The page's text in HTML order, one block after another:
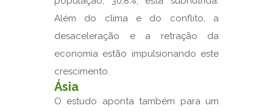
Além do clima e do conflito, a
desaceleração e a retração da
economia estão impulsionando este
crescimento.
Ásia
O estudo aponta também para um